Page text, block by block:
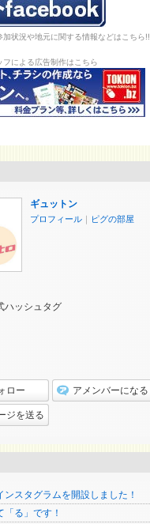
加状況や地元に関する情報などはこちら!!
フによる広告制作はこちら
ギュットン
プロフィール ｜ ピグの部屋
ハッシュタグ
ロー アメンバーになる
ジを送る
ンスタグラムを開設しました！
る」です！